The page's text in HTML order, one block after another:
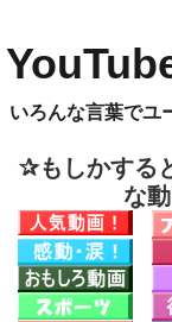
いろんな言葉でユ
✰もしかする
な